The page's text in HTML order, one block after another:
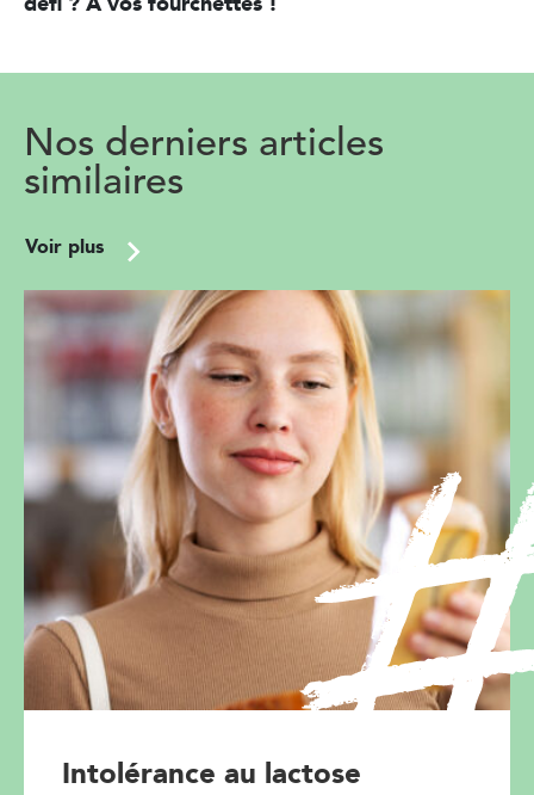
Nos derniers articles
similaires
Voir plus
Intolérance au lactose